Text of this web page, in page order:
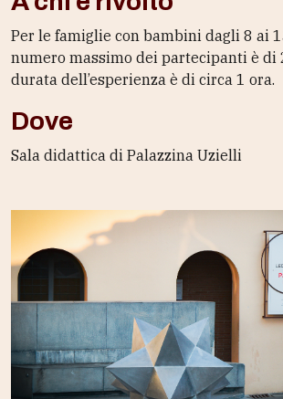
Per le famiglie con bambini dagli 8 ai
numero massimo dei partecipanti è di
durata dell’esperienza è di circa 1 ora.
Dove
Sala didattica di Palazzina Uzielli